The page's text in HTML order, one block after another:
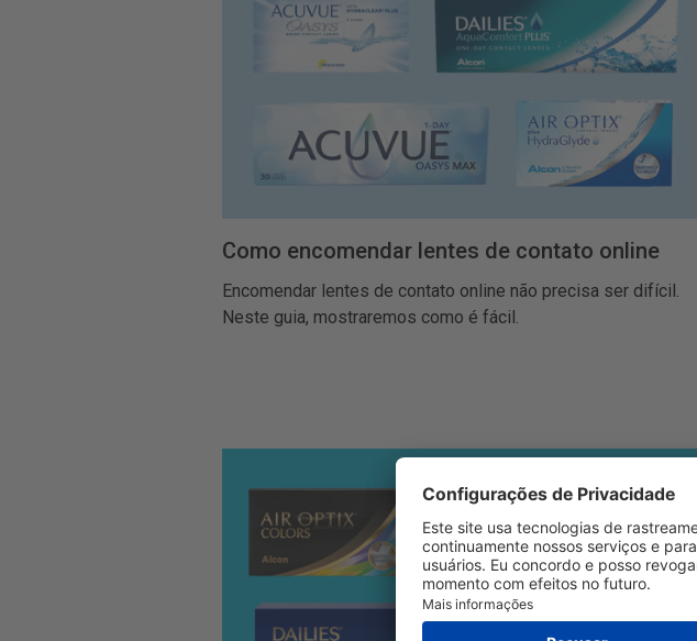
Como encomendar lentes de contato online
Encomendar lentes de contato online não precisa ser difícil.
Neste guia, mostraremos como é fácil.